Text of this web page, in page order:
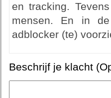
en tracking.
mensen. En in
adblocker (te)
Beschrijf je klacht